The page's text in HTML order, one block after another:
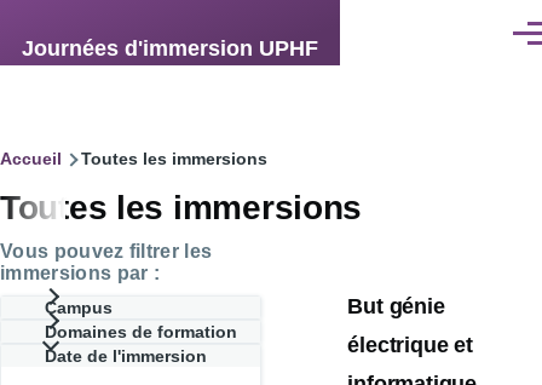
Journées d'immersion UPHF
Fil
d'Ariane
Accueil Toutes les immersions
Toutes les immersions
Vous pouvez filtrer les
immersions par :
Campus
Domaines de formation
Date de l'immersion
But génie
électrique et